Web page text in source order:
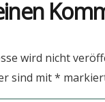
wird nicht
sind mit*